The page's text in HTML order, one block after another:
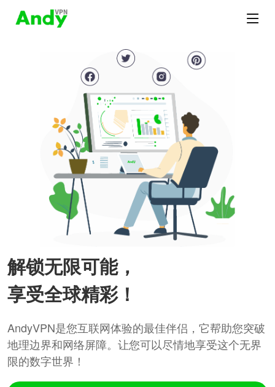
解锁无限可能，
享受全球精彩！
AndyVPN是您互联网体验的最佳伴侣，它帮助您突破
地理边界和网络屏障。让您可以尽情地享受这个无界
限的数字世界！